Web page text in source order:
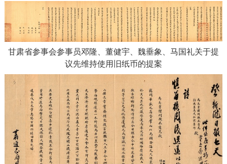
甘肃省参事会参事员邓隆、董健宇、魏垂象、马国礼关于提
议先维持使用旧纸币的提案